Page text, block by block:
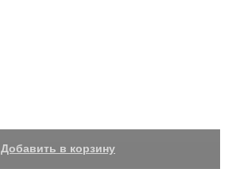
Добавить в корзину